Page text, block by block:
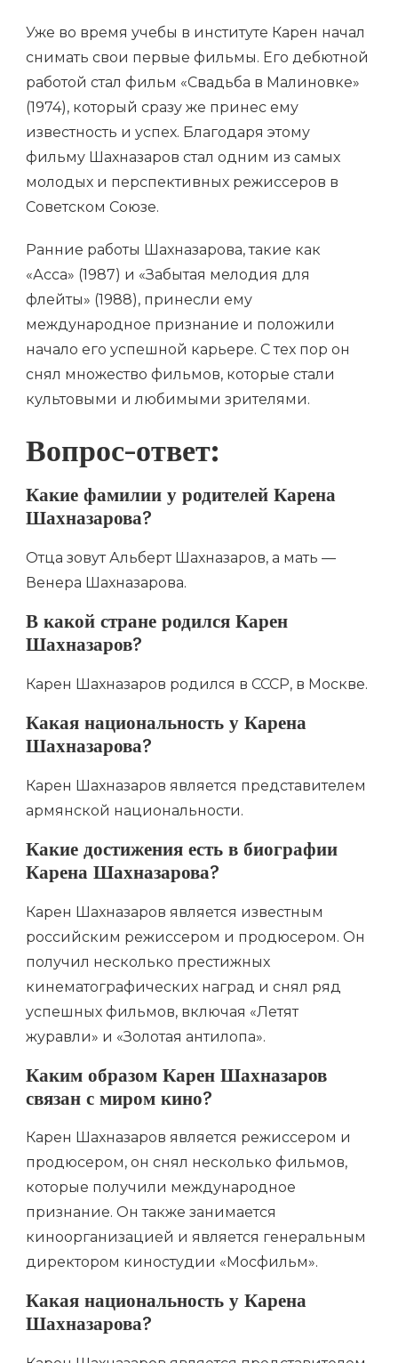
Уже во время учебы в институте Карен начал
снимать свои первые фильмы. Его дебютной
работой стал фильм «Свадьба в Малиновке»
(1974), который сразу же принес ему
известность и успех. Благодаря этому
фильму Шахназаров стал одним из самых
молодых и перспективных режиссеров в
Советском Союзе.
Ранние работы Шахназарова, такие как
«Асса» (1987) и «Забытая мелодия для
флейты» (1988), принесли ему
международное признание и положили
начало его успешной карьере. С тех пор он
снял множество фильмов, которые стали
культовыми и любимыми зрителями.
Вопрос-ответ:
Какие фамилии у родителей Карена
Шахназарова?
Отца зовут Альберт Шахназаров, а мать —
Венера Шахназарова.
В какой стране родился Карен
Шахназаров?
Карен Шахназаров родился в СССР, в Москве.
Какая национальность у Карена
Шахназарова?
Карен Шахназаров является представителем
армянской национальности.
Какие достижения есть в биографии
Карена Шахназарова?
Карен Шахназаров является известным
российским режиссером и продюсером. Он
получил несколько престижных
кинематографических наград и снял ряд
успешных фильмов, включая «Летят
журавли» и «Золотая антилопа».
Каким образом Карен Шахназаров
связан с миром кино?
Карен Шахназаров является режиссером и
продюсером, он снял несколько фильмов,
которые получили международное
признание. Он также занимается
киноорганизацией и является генеральным
директором киностудии «Мосфильм».
Какая национальность у Карена
Шахназарова?